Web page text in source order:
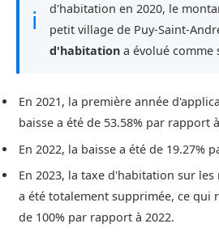
ℹ
d'habitation en 2020, le
petit village de Puy-Saint-
d'habitation a évolué comme
En 2021, la première année
baisse a été de 53.58% par rapport
En 2022, la baisse a été de 19.27%
En 2023, la taxe d'habitation sur
a été totalement supprimée, ce qui
de 100% par rapport à 2022.